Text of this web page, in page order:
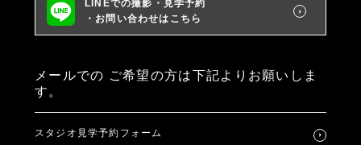
LINEでの撮影・見学予約
・お問い合わせはこちら
メールでの ご希望の方は下記よりお願いしま
す。
スタジオ見学予約フォーム